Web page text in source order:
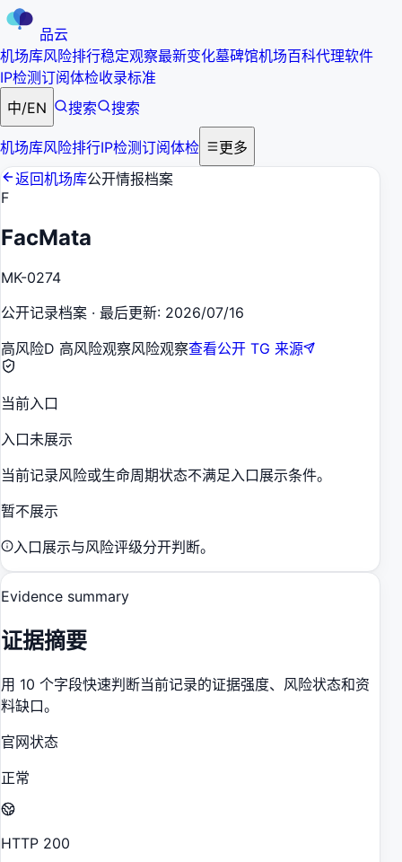
品云
机场库风险排行稳定观察最新变化墓碑馆机场百科代理软件
IP检测订阅体检收录标准
中/EN 搜索 搜索
机场库风险排行IP检测订阅体检
更多
返回机场库公开情报档案
F
FacMata
MK-0274
公开记录档案 · 最后更新: 2026/07/16
高风险D 高风险观察风险观察查看公开 TG 来源
当前入口
入口未展示
当前记录风险或生命周期状态不满足入口展示条件。
暂不展示
入口展示与风险评级分开判断。
Evidence summary
证据摘要
用 10 个字段快速判断当前记录的证据强度、风险状态和资
料缺口。
官网状态
正常
HTTP 200